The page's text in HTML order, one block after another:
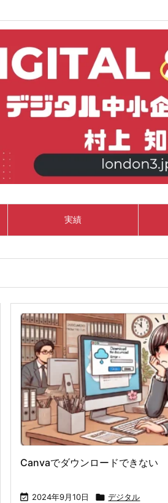
実績
Canvaでダウンロードできない
 2024年9月10日  デジタル